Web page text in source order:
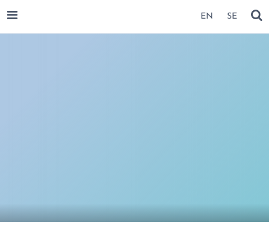
SIIRRY SIVUN SISÄLTÖÖN EN SE